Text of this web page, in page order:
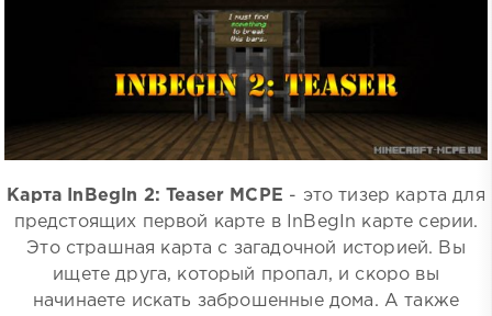
Карта InBegIn 2: Teaser MCPE - это тизер карта для
предстоящих первой карте в InBegIn карте серии.
Это страшная карта с загадочной историей. Вы
ищете друга, который пропал, и скоро вы
начинаете искать заброшенные дома. А также